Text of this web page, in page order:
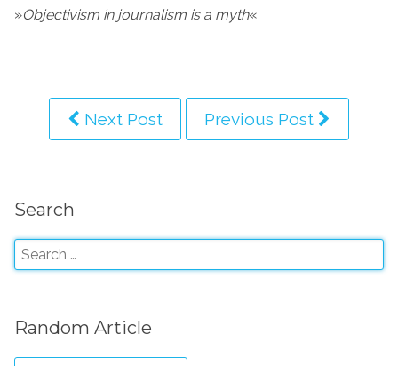
»Objectivism in journalism is a myth«
Next Post Previous Post
Search
Random Article